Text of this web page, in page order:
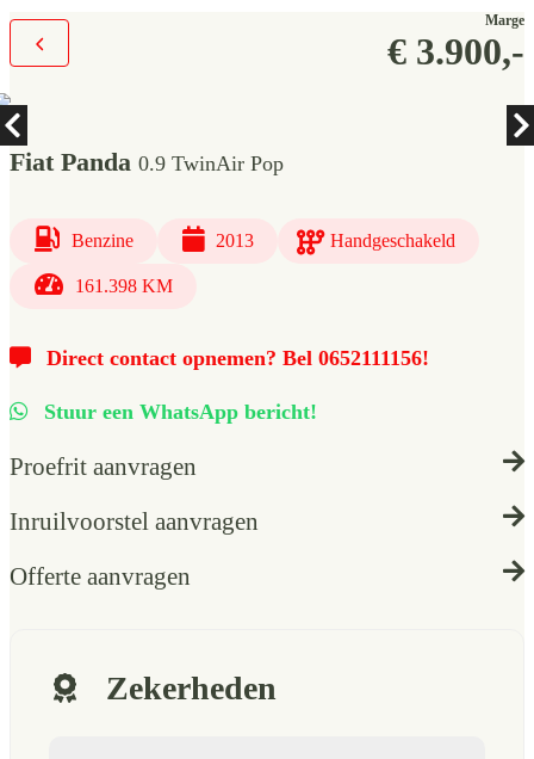
Marge
€ 3.900,-
Fiat Panda 0.9 TwinAir Pop
Benzine 2013 Handgeschakeld
161.398 KM
Direct contact opnemen? Bel 0652111156!
Stuur een WhatsApp bericht!
Proefrit aanvragen
Inruilvoorstel aanvragen
Offerte aanvragen
Zekerheden